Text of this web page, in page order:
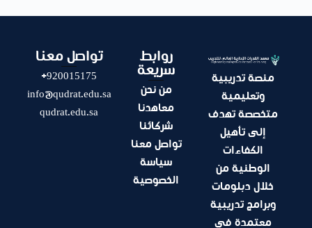
منصة تدريبية
وتعليمية
متخصصة تهدف
إلى تأهيل
الكفاءات
الوطنية من
خلال دبلومات
وبرامج تدريبية
معتمدة في
روابط
سريعة
من نحن
معاهدنا
شركائنا
تواصل معنا
سياسة
الخصوصية
تواصل معنا
920015175+
info@qudrat.edu.sa
qudrat.edu.sa